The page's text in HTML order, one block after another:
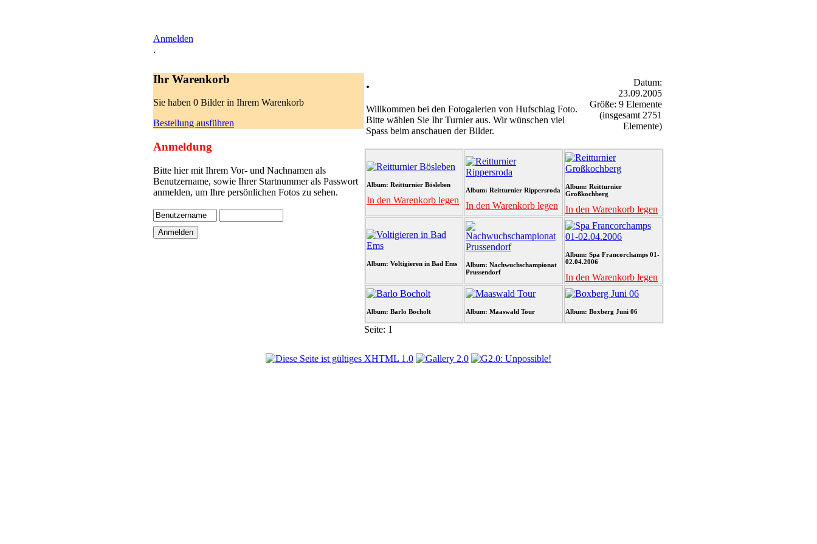
Anmelden
.
Ihr Warenkorb
Sie haben 0 Bilder in Ihrem Warenkorb
Bestellung ausführen
Anmeldung
Bitte hier mit Ihrem Vor- und Nachnamen als
Benutzername, sowie Ihrer Startnummer als Passwort
anmelden, um Ihre persönlichen Fotos zu sehen.
.
Willkommen bei den Fotogalerien von Hufschlag Foto.
Bitte wählen Sie Ihr Turnier aus. Wir wünschen viel
Spass beim anschauen der Bilder.
Datum:
23.09.2005
Größe: 9 Elemente
(insgesamt 2751
Elemente)
Album: Reitturnier Bösleben
In den Warenkorb legen
Album: Reitturnier Rippersroda
In den Warenkorb legen
Album: Reitturnier
Großkochberg
In den Warenkorb legen
Album: Voltigieren in Bad Ems
Album: Nachwuchschampionat
Prussendorf
Album: Spa Francorchamps 01-
02.04.2006
In den Warenkorb legen
Album: Barlo Bocholt Album: Maaswald Tour Album: Boxberg Juni 06
Seite: 1